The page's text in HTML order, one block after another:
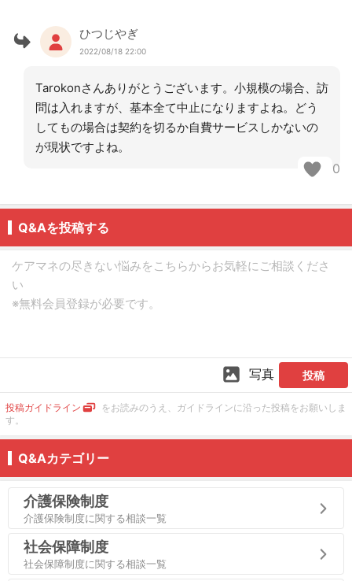
ひつじやぎ
2022/08/18 22:00
Tarokonさんありがとうございます。小規模の場合、訪
問は入れますが、基本全て中止になりますよね。どう
してもの場合は契約を切るか自費サービスしかないの
が現状ですよね。
0
Q&Aを投稿する
写真 投稿
投稿ガイドライン
をお読みのうえ、ガイドラインに沿った投稿をお願いしま
す。
Q&Aカテゴリー
介護保険制度
介護保険制度に関する相談一覧
社会保障制度
社会保障制度に関する相談一覧